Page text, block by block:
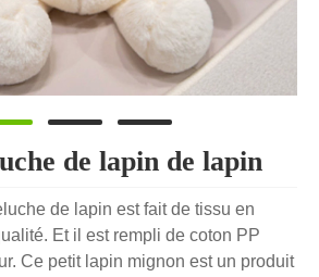
de lapin de lapin
de lapin est fait de tissu en
Et il est rempli de coton PP
Ce petit lapin mignon est un produit